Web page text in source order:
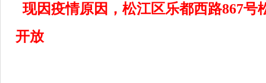
现因疫情原因，松江区乐都西路867号
开放